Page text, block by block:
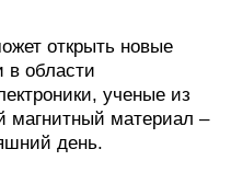
открыть новые
в области
ученые из
материал –
день.